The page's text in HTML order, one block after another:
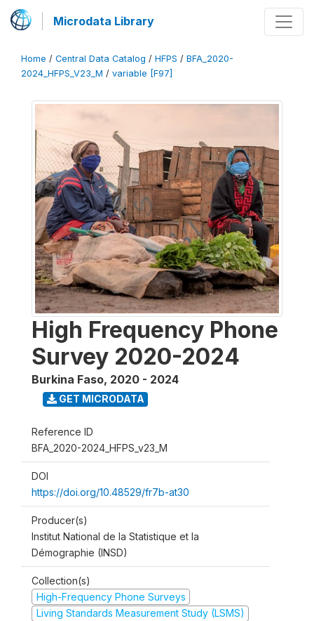
Microdata Library
Home / Central Data Catalog / HFPS / BFA_2020-
2024_HFPS_V23_M / variable [F97]
High Frequency Phone
Survey 2020-2024
Burkina Faso, 2020 - 2024
GET MICRODATA
Reference ID
BFA_2020-2024_HFPS_v23_M
DOI
https://doi.org/10.48529/fr7b-at30
Producer(s)
Institut National de la Statistique et la
Démographie (INSD)
Collection(s)
High-Frequency Phone Surveys
Living Standards Measurement Study (LSMS)